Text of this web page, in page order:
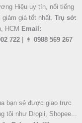
Hiệu uy tín, nổi tiếng
giá tốt nhất. Trụ sở:
HCM Email:
722| 👩 0988 569 267
bạn sẻ được giao trực
tôi như Dropii, Shopee...